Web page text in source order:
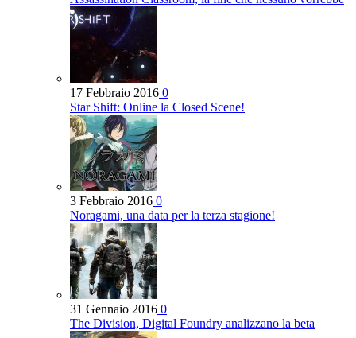
17 Febbraio 2016 0
Star Shift: Online la Closed Scene!
3 Febbraio 2016 0
Noragami, una data per la terza stagione!
31 Gennaio 2016 0
The Division, Digital Foundry analizzano la beta